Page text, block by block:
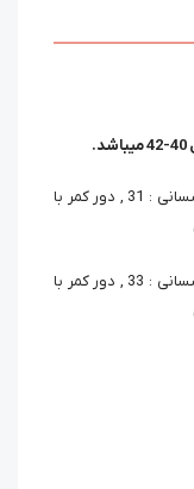
سایز 1 : تا دور سینه : 104 , دور کمر بدون کشسانی : 31 , دور کمر با
سایز 2 : تا دور سینه : 118 , دور کمر بدون کشسانی : 33 , دور کمر با